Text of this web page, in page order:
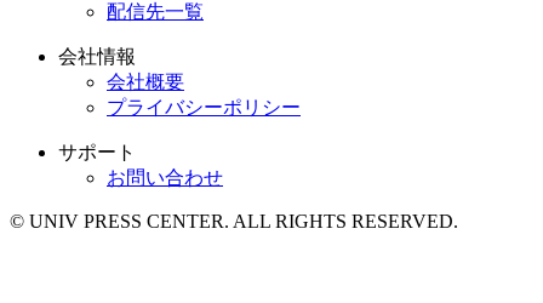
配信先一覧
会社情報
会社概要
プライバシーポリシー
サポート
お問い合わせ
© UNIV PRESS CENTER. ALL RIGHTS RESERVED.